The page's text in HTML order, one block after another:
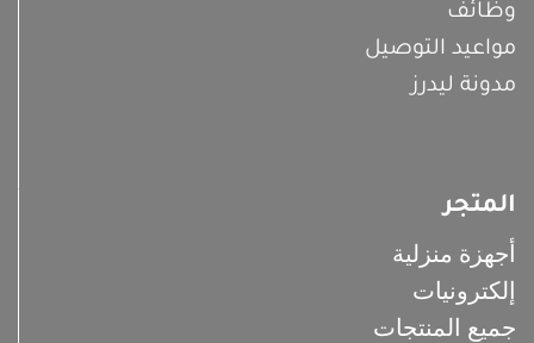
وظائف
مواعيد التوصيل
مدونة ليدرز
المتجر
أجهزة منزلية
إلكترونيات
جميع المنتجات